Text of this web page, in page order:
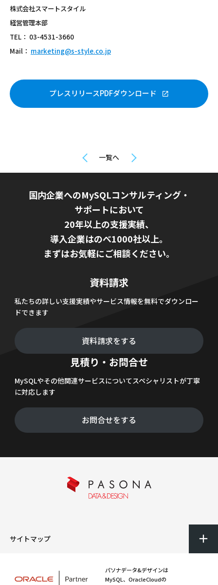
株式会社スマートスタイル
経営管理本部
TEL： 03-4531-3660
Mail ： marketing@s-style.co.jp
プレスリリースPDFダウンロード
一覧へ
国内企業へのMySQLコンサルティング・
サポートにおいて
20年以上の支援実績、
導入企業はのべ1000社以上。
まずはお気軽にご相談ください。
資料請求
私たちの詳しい支援実績やサービス情報を無料でダウンロー
ドできます
資料請求をする
見積り・お問合せ
MySQLやその他関連サービスについてスペシャリストが丁寧
に対応します
お問合せをする
サイトマップ
パソナデータ&デザインは
MySQL、OracleCloudの